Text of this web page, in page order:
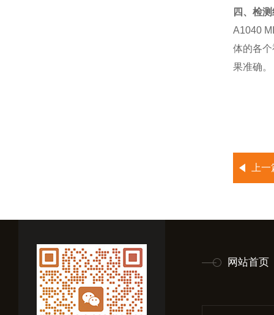
四、检
A1040
体的各
果准确。
上
网站首页